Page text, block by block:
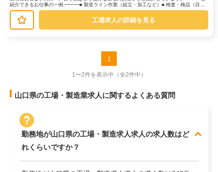
紹介できるお仕事の一例 ━━━■ 製造ライン作業（組立・加工など）■ 検査・検品（目視
チェックなど）■ 軽作業（...
工場求人の詳細を見る
1
1〜2件を表示中 （全2件中）
山口県の工場・製造業求人に関するよくある質問
勤務地が山口県の工場・製造求人求人の求人数はど
れくらいですか？